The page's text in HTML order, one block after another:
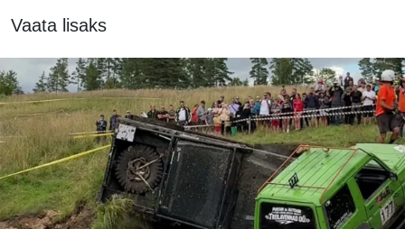
Vaata lisaks